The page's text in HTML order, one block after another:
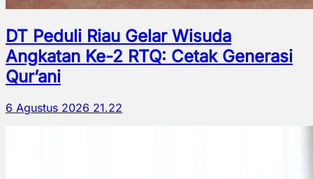
DT Peduli Riau Gelar Wisuda
Angkatan Ke-2 RTQ: Cetak Generasi
Qur’ani
6 Agustus 2026 21.22